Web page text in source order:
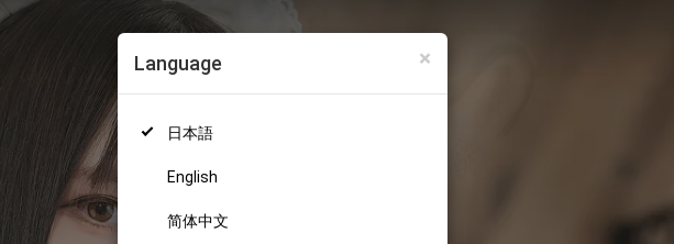
×
Language
日本語
English
简体中文